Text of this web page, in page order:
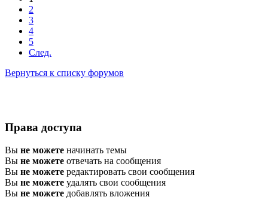
2
3
4
5
След.
Вернуться к списку форумов
Права доступа
Вы не можете начинать темы
Вы не можете отвечать на сообщения
Вы не можете редактировать свои сообщения
Вы не можете удалять свои сообщения
Вы не можете добавлять вложения